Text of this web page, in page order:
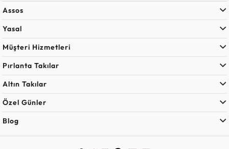
Assos
Yasal
Müşteri Hizmetleri
Pırlanta Takılar
Altın Takılar
Özel Günler
Blog